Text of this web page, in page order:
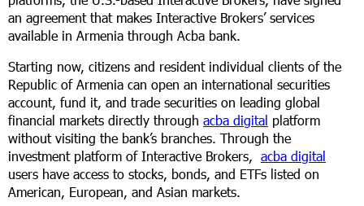
an agreement that makes Interactive Brokers’ services
available in Armenia through Acba bank.
Starting now, citizens and resident individual clients of the
Republic of Armenia can open an international securities
account, fund it, and trade securities on leading global
financial markets directly through acba digital platform
without visiting the bank’s branches. Through the
investment platform of Interactive Brokers, acba digital
users have access to stocks, bonds, and ETFs listed on
American, European, and Asian markets.